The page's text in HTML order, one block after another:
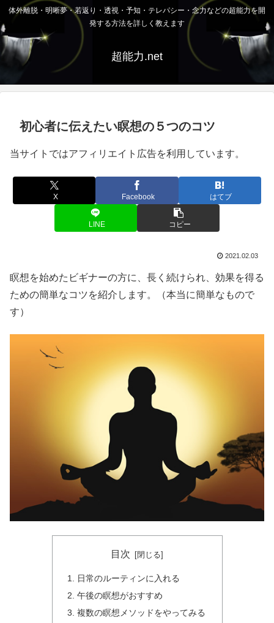
体外離脱・明晰夢・若返り・透視・予知・テレパシー・念力などの超能力を開
発する方法を詳しく教えます
超能力.net
初心者に伝えたい瞑想の５つのコツ
当サイトではアフィリエイト広告を利用しています。
X Facebook はてブ
LINE コピー
2021.02.03
瞑想を始めたビギナーの方に、長く続けられ、効果を得る
ための簡単なコツを紹介します。（本当に簡単なもので
す）
目次
日常のルーティンに入れる
午後の瞑想がおすすめ
複数の瞑想メソッドをやってみる